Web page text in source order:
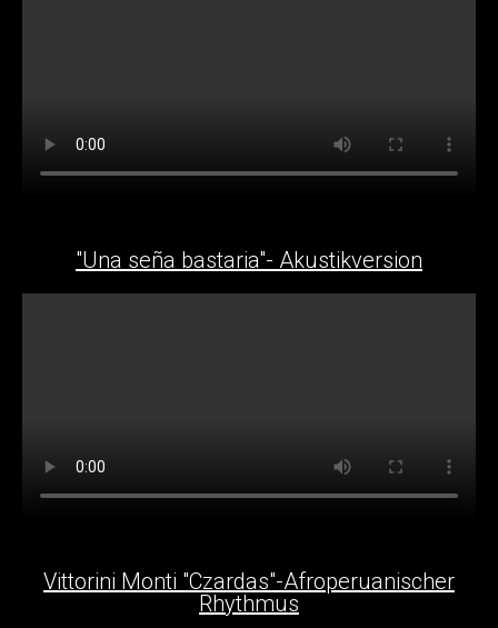
"Una seña bastaria"- Akustikversion
Vittorini Monti "Czardas"-Afroperuanischer
Rhythmus